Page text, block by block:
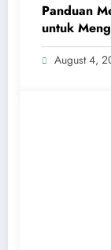
Panduan
untuk
Bathrooms
August 4,